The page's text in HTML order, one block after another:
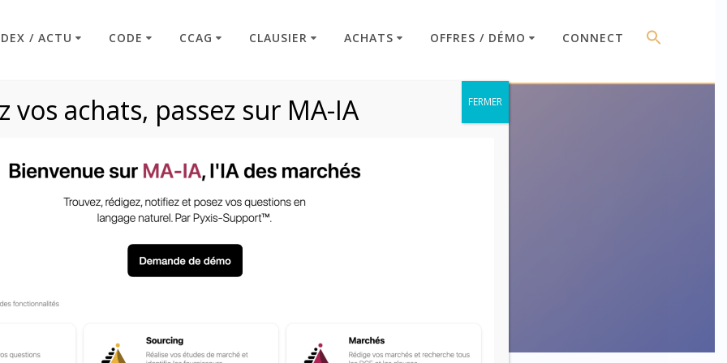
/ ACTU CODE CCAG CLAUSIER ACHATS OFFRES / DÉMO CONNECT
– Marchés à phase
Code : Commande Publique
vos achats, passez sur MA-IA FERMER